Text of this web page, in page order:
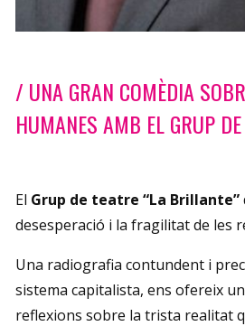
/ UNA GRAN COMÈDIA
HUMANES AMB EL GRUP
El Grup de teatre “La Brillante”
desesperació i la fragilitat de les
Una radiografia contundent i
sistema capitalista, ens ofereix
reflexions sobre la trista realitat